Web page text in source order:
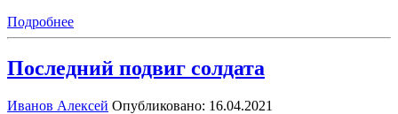
Подробнее
Последний подвиг солдата
Иванов Алексей Опубликовано: 16.04.2021